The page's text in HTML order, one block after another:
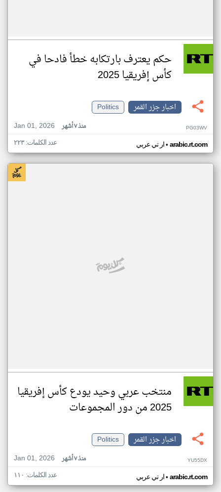
حكم يعترف بارتكابه خطأ فادحا في
كأس إفريقيا 2025
اخبار جزر القمر
Politics
Jan 01, 2026
منذ ٧ أشهر PG03WV
ار تي عربي• arabic.rt.com عدد الكلمات: ٢٢٣
منتخب عربي وحيد يودع كأس إفريقيا
2025 من دور المجموعات
اخبار جزر القمر
Politics
Jan 01, 2026
منذ ٧ أشهر YU55DX
ار تي عربي• arabic.rt.com عدد الكلمات: ١١٠